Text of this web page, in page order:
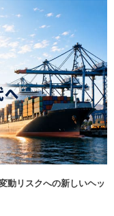
動リスクへの新しいヘッ